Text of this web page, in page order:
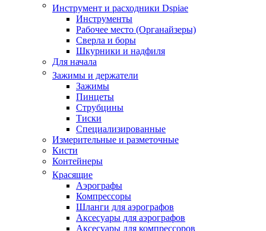
Инструмент и расходники Dspiae
Инструменты
Рабочее место (Органайзеры)
Сверла и боры
Шкурники и надфиля
Для начала
Зажимы и держатели
Зажимы
Пинцеты
Струбцины
Тиски
Специализированные
Измерительные и разметочные
Кисти
Контейнеры
Красящие
Аэрографы
Компрессоры
Шланги для аэрографов
Аксесуары для аэрографов
Аксесуары для компрессоров